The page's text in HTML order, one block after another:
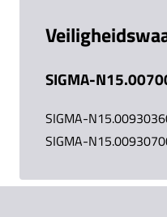
SIGMA-
SIGMA-
SIGMA-